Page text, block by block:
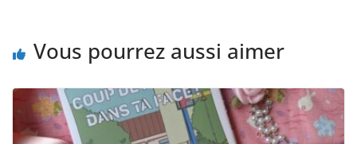
Vous pourrez aussi aimer